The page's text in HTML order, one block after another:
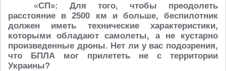
«СП»: Для того, чтобы преодолеть
расстояние в 2500 км и больше, беспилотник
должен иметь технические характеристики,
которыми обладают самолеты, а не кустарно
произведенные дроны. Нет ли у вас подозрения,
что БПЛА мог прилететь не с территории
Украины?